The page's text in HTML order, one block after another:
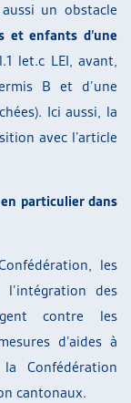
un obstacle
et enfants d’une
let.c LEI, avant,
B et d’une
Ici aussi, la
avec l’article
particulier dans
les
des
contre les
d’aides à
Confédération
cantonaux.